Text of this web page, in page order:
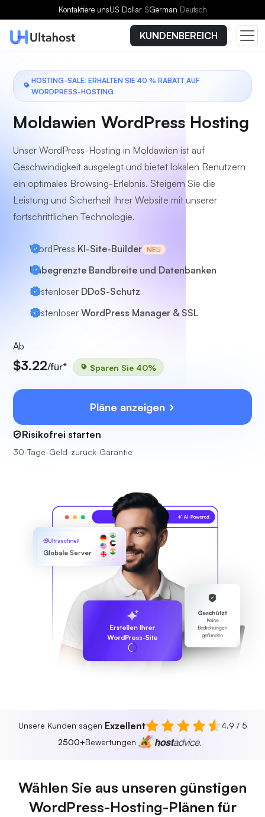
Kontaktiere unsUS Dollar $German Deutsch
KUNDENBEREICH
HOSTING-SALE: ERHALTEN SIE 40 % RABATT AUF
WORDPRESS-HOSTING
Moldawien WordPress Hosting
Unser WordPress-Hosting in Moldawien ist auf
Geschwindigkeit ausgelegt und bietet lokalen Benutzern
ein optimales Browsing-Erlebnis. Steigern Sie die
Leistung und Sicherheit Ihrer Website mit unserer
fortschrittlichen Technologie.
WordPress KI-Site-Builder NEU
Unbegrenzte Bandbreite und Datenbanken
Kostenloser DDoS-Schutz
Kostenloser WordPress Manager & SSL
Ab
$3.22/für* Sparen Sie 40%
Pläne anzeigen
Risikofrei starten
30-Tage-Geld-zurück-Garantie
Geschützt
Keine
Bedrohungen
gefunden
Ultraschnell
Globale Server
Erstellen Ihrer
WordPress-Site
Unsere Kunden sagen Exzellent
4.9 / 5
2500+Bewertungen
Wählen Sie aus unseren günstigen
WordPress-Hosting-Plänen für